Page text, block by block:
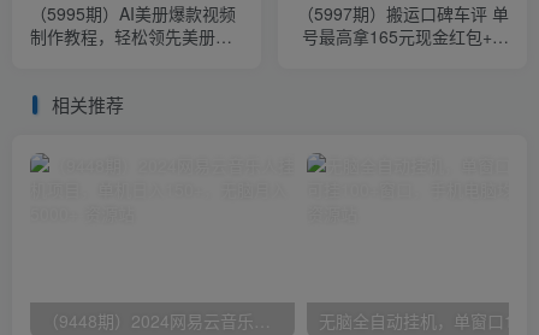
（5995期）AI美册爆款视频
制作教程，轻松领先美册赛
（5997期）搬运口碑车评 单
号最高拿165元现金红包+新
相关推荐
（9448期）2024网易云音乐人挂机项目，单机日入150+，无脑月入5000+